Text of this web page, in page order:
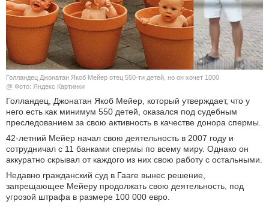
КУЛЬТУРА
НАУКА
СПОРТ
АВТО И МОТО
ЭГОИЗМ
Голландец Джонатан Якоб Мейер отец 550-ти детей, но он хочет 1000
@ Фото: Яндекс Картинки
Голландец, Джонатан Якоб Мейер, который утверждает, что у
него есть как минимум 550 детей, оказался под судебным
преследованием за свою активность в качестве донора спермы.
42-летний Мейер начал свою деятельность в 2007 году и
сотрудничал с 11 банками спермы по всему миру. Однако он
аккуратно скрывал от каждого из них свою работу с остальными.
Недавно гражданский суд в Гааге вынес решение,
запрещающее Мейеру продолжать свою деятельность, под
угрозой штрафа в размере 100 000 евро.